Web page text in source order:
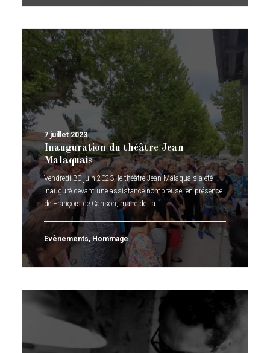
7 juillet 2023
Inauguration du théâtre Jean
Malaquais
Vendredi 30 juin 2023, le théâtre Jean Malaquais a été
inauguré devant une assistance nombreuse, en présence
de François de Canson, maire de La…
Evènements, Hommage